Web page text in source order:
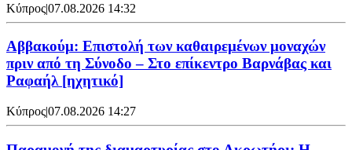
Κύπρος|07.08.2026 14:32
Αββακούμ: Επιστολή των καθαιρεμένων μοναχών
πριν από τη Σύνοδο – Στο επίκεντρο Βαρνάβας και
Ραφαήλ [ηχητικό]
Κύπρος|07.08.2026 14:27